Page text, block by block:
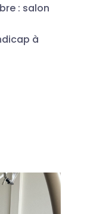
: salon
à